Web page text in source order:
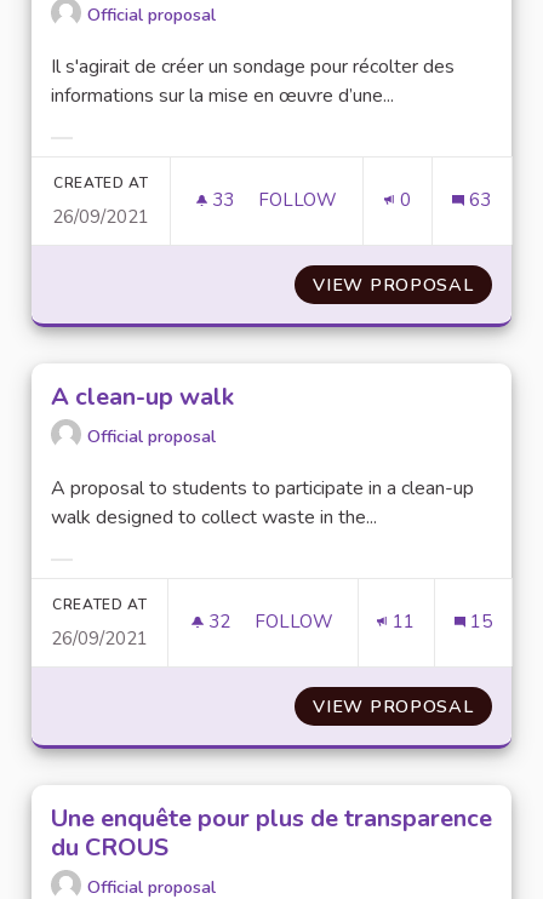
Official proposal
Il s'agirait de créer un sondage pour récolter des
informations sur la mise en œuvre d’une...
CREATED AT
26/09/2021
33 33 FOLLOWERS
FOLLOW 0 63
VIEW PROPOSALMISE
A clean-up walk
Official proposal
A proposal to students to participate in a clean-up
walk designed to collect waste in the...
CREATED AT
26/09/2021
32 32 FOLLOWERS
FOLLOW 11 15
VIEW PROPOSALA
Une enquête pour plus de transparence
du CROUS
Official proposal